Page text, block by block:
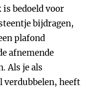
bedoeld voor
bijdragen,
plafond
afnemende
Als je als
heeft